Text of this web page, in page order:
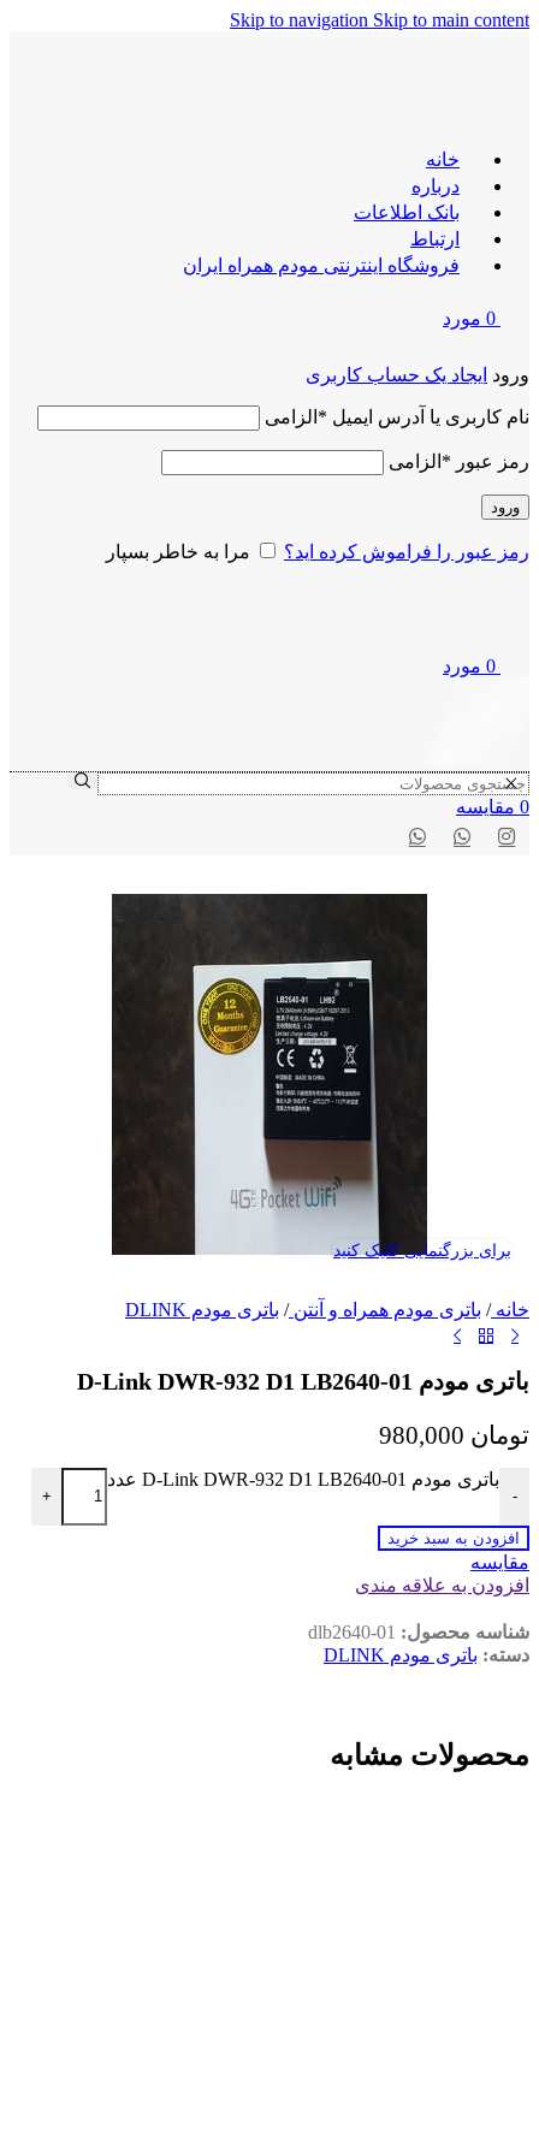
Skip to navigation Skip to main content
خانه
درباره
بانک اطلاعات
ارتباط
فروشگاه اینترنتی مودم همراه ایران
0 مورد
ورود ایجاد یک حساب کاربری
نام کاربری یا آدرس ایمیل * الزامی
رمز عبور * الزامی
ورود
رمز عبور را فراموش کرده اید؟ مرا به خاطر بسپار
0 مورد
0 مقايسه
برای بزرگنمایی کلیک کنید
خانه/ باتری مودم همراه و آنتن/ باتری مودم DLINK
باتری مودم D-Link DWR-932 D1 LB2640-01
تومان
-
باتری مودم D-Link DWR-932 D1 LB2640-01 عدد
+
افزودن به سبد خرید
مقايسه
افزودن به علاقه مندی
شناسه محصول: dlb2640-01
دسته: باتری مودم DLINK
محصولات مشابه